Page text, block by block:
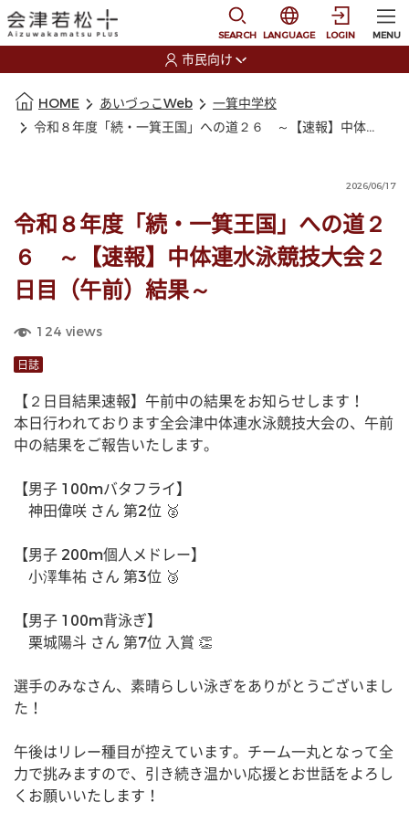
SEARCH
選択すると言語の切
LANGUAGE LOGIN MENU
市民向け
HOME あいづっこWeb
一箕中学校
令和８年度「続・一箕王国」への道２６ ～【速報】中体連水泳競技大会２日目（午前）結果～
2026/06/17
令和８年度「続・一箕王国」への道２
６ ～【速報】中体連水泳競技大会２
日目（午前）結果～
124 views
日誌
【２日目結果速報】午前中の結果をお知らせします！
本日行われております全会津中体連水泳競技大会の、午前
中の結果をご報告いたします。
【男子 100mバタフライ】
神田偉咲 さん 第2位 🥈
【男子 200m個人メドレー】
小澤隼祐 さん 第3位 🥉
【男子 100m背泳ぎ】
栗城陽斗 さん 第7位 入賞 👏
選手のみなさん、素晴らしい泳ぎをありがとうございまし
た！
午後はリレー種目が控えています。チーム一丸となって全
力で挑みますので、引き続き温かい応援とお世話をよろし
くお願いいたします！